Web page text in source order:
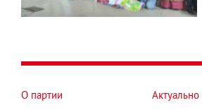
О партии Актуально